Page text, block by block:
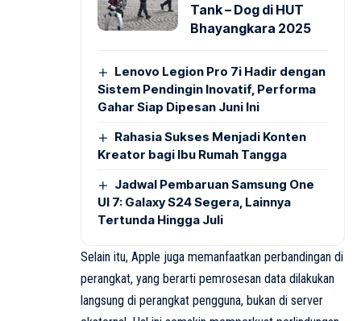
Tank – Dog di HUT
Bhayangkara 2025
Lenovo Legion Pro 7i Hadir dengan
Sistem Pendingin Inovatif, Performa
Gahar Siap Dipesan Juni Ini
Rahasia Sukses Menjadi Konten
Kreator bagi Ibu Rumah Tangga
Jadwal Pembaruan Samsung One
UI 7: Galaxy S24 Segera, Lainnya
Tertunda Hingga Juli
Selain itu, Apple juga memanfaatkan perbandingan di
perangkat, yang berarti pemrosesan data dilakukan
langsung di perangkat pengguna, bukan di server